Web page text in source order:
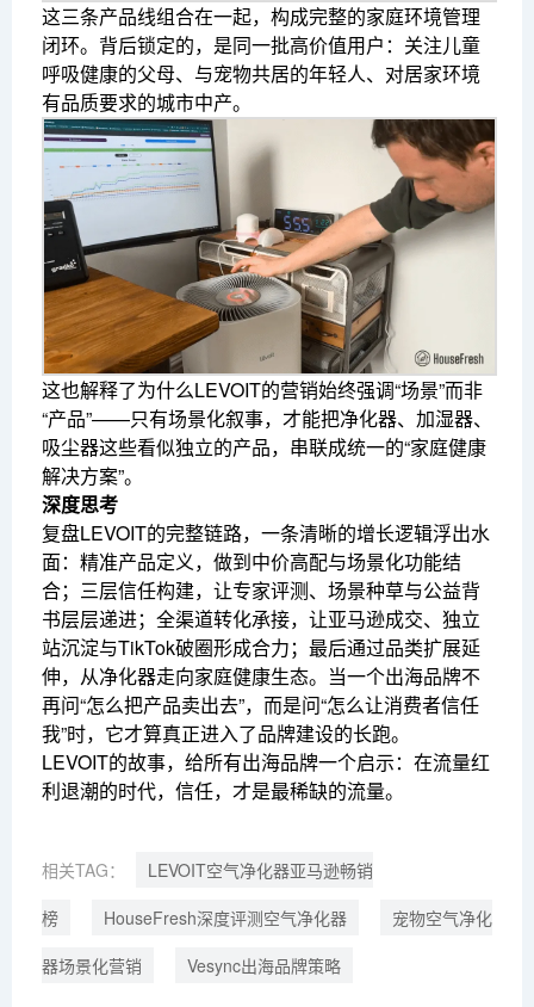
这三条产品线组合在一起，构成完整的家庭环境管理
闭环。背后锁定的，是同一批高价值用户：关注儿童
呼吸健康的父母、与宠物共居的年轻人、对居家环境
有品质要求的城市中产。
这也解释了为什么LEVOIT的营销始终强调“场景”而非
“产品”——只有场景化叙事，才能把净化器、加湿器、
吸尘器这些看似独立的产品，串联成统一的“家庭健康
解决方案”。
深度思考
复盘LEVOIT的完整链路，一条清晰的增长逻辑浮出水
面：精准产品定义，做到中价高配与场景化功能结
合；三层信任构建，让专家评测、场景种草与公益背
书层层递进；全渠道转化承接，让亚马逊成交、独立
站沉淀与TikTok破圈形成合力；最后通过品类扩展延
伸，从净化器走向家庭健康生态。当一个出海品牌不
再问“怎么把产品卖出去”，而是问“怎么让消费者信任
我”时，它才算真正进入了品牌建设的长跑。
LEVOIT的故事，给所有出海品牌一个启示：在流量红
利退潮的时代，信任，才是最稀缺的流量。
相关TAG：
LEVOIT空气净化器亚马逊畅销
榜
HouseFresh深度评测空气净化器
宠物空气净化
器场景化营销
Vesync出海品牌策略